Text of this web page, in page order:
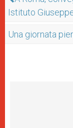
Istituto
Una giornata